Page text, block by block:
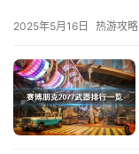
2025年5月16日 热游攻略